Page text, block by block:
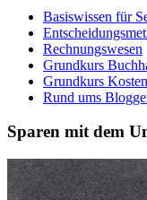
Basiswissen für
Rechnungswesen
Grundkurs
Grundkurs
Rund ums
Sparen mit dem